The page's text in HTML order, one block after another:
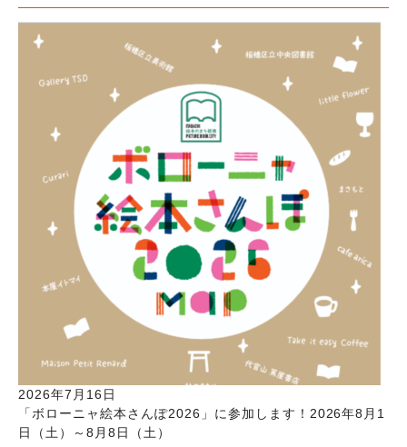
2026年7月16日
「ボローニャ絵本さんぽ2026」に参加します！2026年8月1
日（土）～8月8日（土）